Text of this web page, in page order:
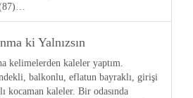
ki Yalnızsın
kelimelerden kaleler yaptım.
balkonlu, eflatun bayraklı, girişi
kocaman kaleler. Bir odasında